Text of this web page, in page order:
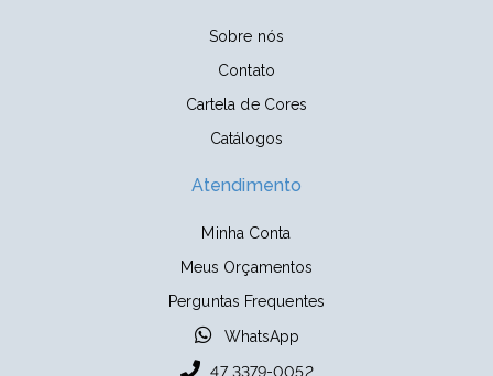
Sobre nós
Contato
Cartela de Cores
Catálogos
Atendimento
Minha Conta
Meus Orçamentos
Perguntas Frequentes
WhatsApp
47 3379-0052